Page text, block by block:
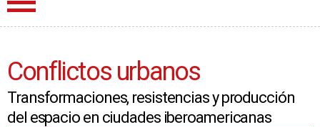
Conflictos urbanos
Transformaciones, resistencias y producción
del espacio en ciudades iberoamericanas